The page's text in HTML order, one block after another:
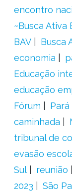
encontro
~Busca Ativa
BAV
Busca
economia
Educação
educação
Fórum
Pará
caminhada
tribunal de
evasão
Sul
reunião
2023
São